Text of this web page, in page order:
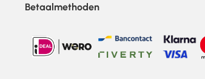
Betaalmethoden